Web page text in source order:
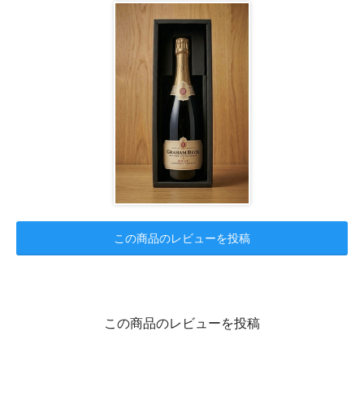
この商品のレビューを投稿
この商品のレビューを投稿